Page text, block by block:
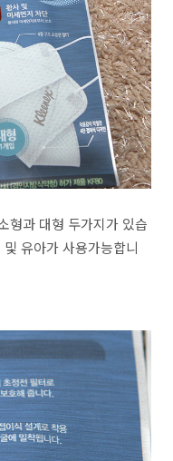
형과 대형 두가지가 있습
유아가 사용가능합니